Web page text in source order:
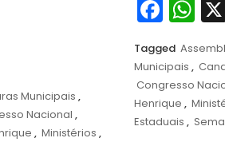
Municipais ,
Nacional ,
, Ministérios ,
Tagged
Municipais ,
Congresso
Henrique ,
Estaduais ,